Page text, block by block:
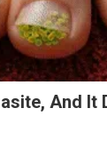
And It